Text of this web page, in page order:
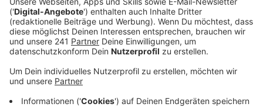
doch vieles ist immer noch zu umständlich und
zeitintensiv, so die Verwaltung.
Veröffentlicht:Freitag, 14.04.2023 12:34
Anzeige